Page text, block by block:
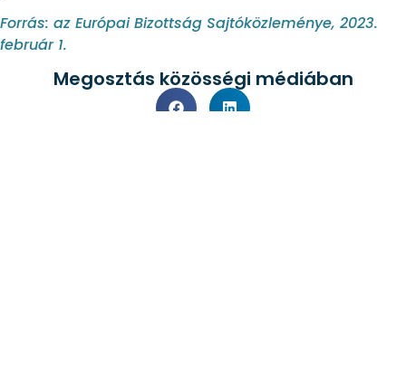
Forrás: az Európai Bizottság Sajtóközleménye, 2023.
február 1.
Megosztás közösségi médiában